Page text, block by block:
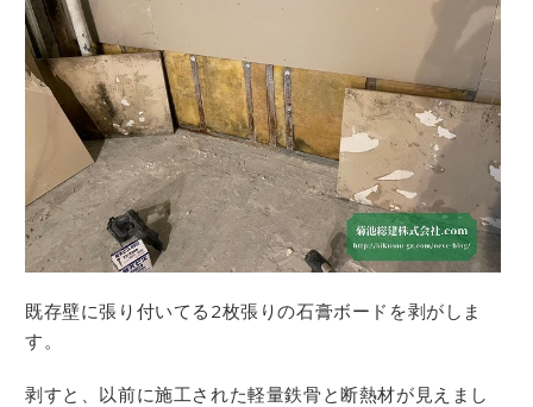
既存壁に張り付いてる2枚張りの石膏ボードを剥がしま
す。
剥すと、以前に施工された軽量鉄骨と断熱材が見えまし